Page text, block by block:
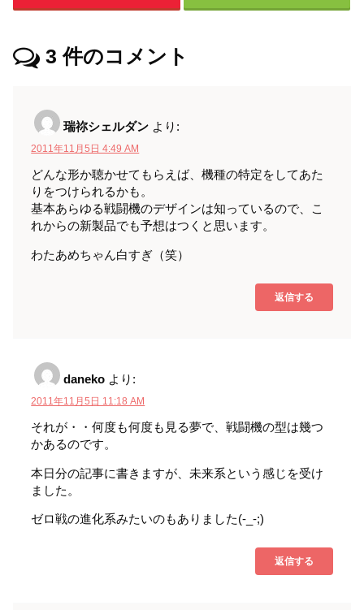
3 件のコメント
瑞祢シェルダン より:
2011年11月5日 4:49 AM
どんな形か聴かせてもらえば、機種の特定をしてあた
りをつけられるかも。
基本あらゆる戦闘機のデザインは知っているので、こ
れからの新製品でも予想はつくと思います。
わたあめちゃん白すぎ（笑）
返信する
daneko より:
2011年11月5日 11:18 AM
それが・・何度も何度も見る夢で、戦闘機の型は幾つ
かあるのです。
本日分の記事に書きますが、未来系という感じを受け
ました。
ゼロ戦の進化系みたいのもありました(-_-;)
返信する